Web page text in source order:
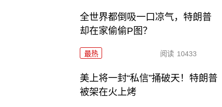
全世界都倒吸一口凉气，特朗普
却在家偷偷P图？
最热 阅读 10433
美上将一封“私信”捅破天！特朗普
被架在火上烤